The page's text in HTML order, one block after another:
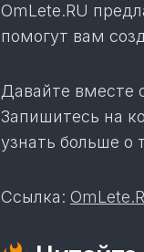
OmLete.RU
помогут вам
Давайте вместе
Запишитесь на
узнать больше о
Ссылка: